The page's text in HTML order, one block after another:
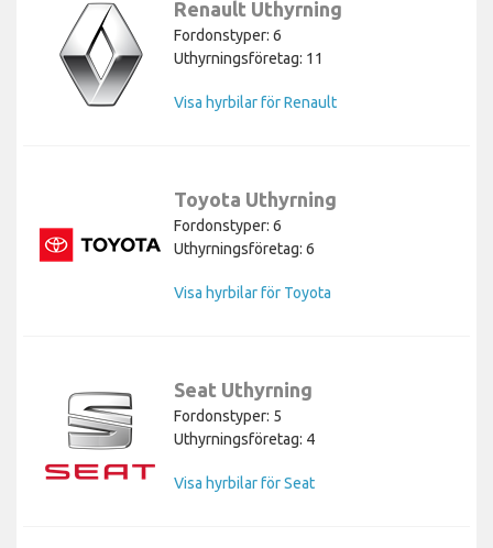
Renault Uthyrning
Fordonstyper: 6
Uthyrningsföretag: 11
Visa hyrbilar för Renault
Toyota Uthyrning
Fordonstyper: 6
Uthyrningsföretag: 6
Visa hyrbilar för Toyota
Seat Uthyrning
Fordonstyper: 5
Uthyrningsföretag: 4
Visa hyrbilar för Seat